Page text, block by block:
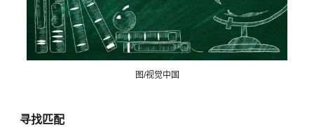
图/视觉中国
寻找匹配